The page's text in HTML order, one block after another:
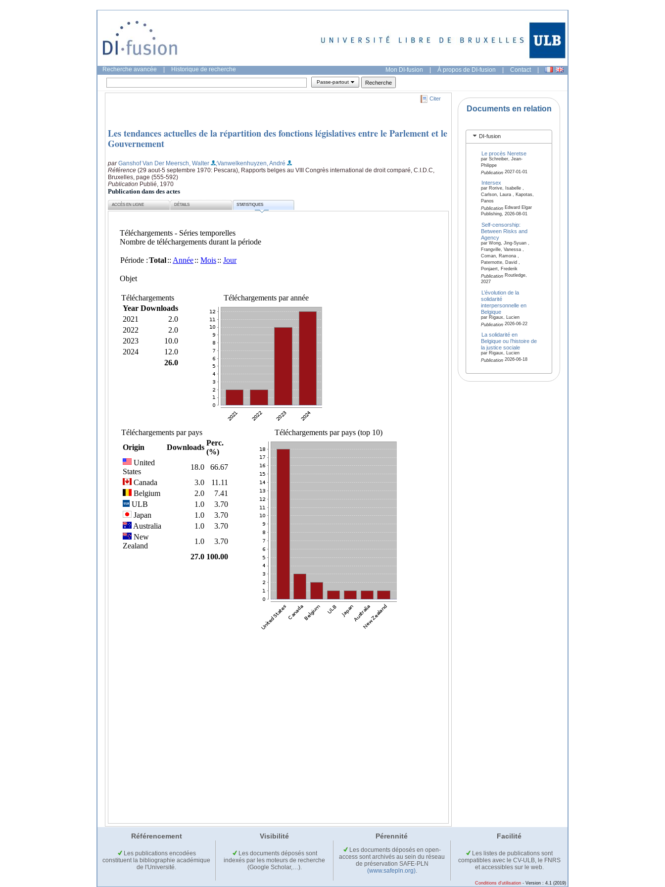
Recherche avancée Historique de recherche Mon DI-fusion | À propos de DI-fusion | Contact |
Passe-partout
Citer
Les tendances actuelles de la répartition des fonctions législatives entre le Parlement et le
Gouvernement
parGanshof Van Der Meersch, Walter
;Vanwelkenhuyzen, André
Référence (29 aout-5 septembre 1970: Pescara), Rapports belges au VIII Congrès international de droit comparé, C.I.D.C,
Bruxelles, page (555-592)
Publication Publié, 1970
Publication dans des actes
ACCÈS EN LIGNE DÉTAILS STATISTIQUES
Documents en relation
DI-fusion
Le procès Neretse
par Schreiber, Jean-
Philippe
Publication2027-01-01
Intersex
par Rorive, Isabelle ,
Carlson, Laura , Kapotas,
Panos
PublicationEdward Elgar
Publishing, 2026-08-01
Self-censorship:
Between Risks and
Agency
par Wong, Jing-Syuan ,
Frangville, Vanessa ,
Coman, Ramona ,
Paternotte, David ,
Ponjaert, Frederik
PublicationRoutledge,
2027
L’évolution de la
solidarité
interpersonnelle en
Belgique
par Rigaux, Lucien
Publication2026-06-22
La solidarité en
Belgique ou l’histoire de
la justice sociale
par Rigaux, Lucien
Publication2026-06-18
Référencement Visibilité Pérennité Facilité
Les publications encodées
constituent la bibliographie académique
de l'Université.
Les documents déposés sont
indexés par les moteurs de recherche
(Google Scholar,…).
Les documents déposés en open-
access sont archivés au sein du réseau
de préservation SAFE-PLN
(www.safepln.org).
Les listes de publications sont
compatibles avec le CV-ULB, le FNRS
et accessibles sur le web.
Conditions d'utilisation - Version : 4.1 (2019)